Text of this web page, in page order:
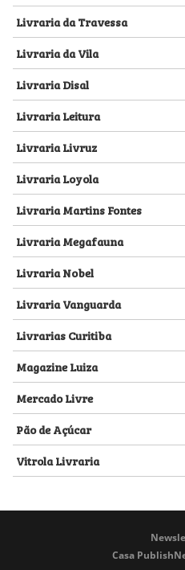
Livraria da Travessa
Livraria da Vila
Livraria Disal
Livraria Leitura
Livraria Livruz
Livraria Loyola
Livraria Martins Fontes
Livraria Megafauna
Livraria Nobel
Livraria Vanguarda
Livrarias Curitiba
Magazine Luiza
Mercado Livre
Pão de Açúcar
Vitrola Livraria
Casa